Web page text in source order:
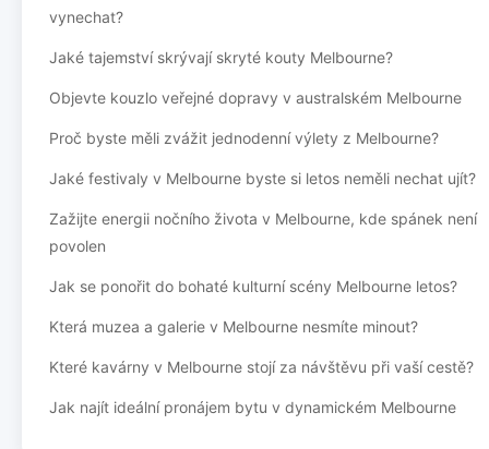
vynechat?
Jaké tajemství skrývají skryté kouty Melbourne?
Objevte kouzlo veřejné dopravy v australském Melbourne
Proč byste měli zvážit jednodenní výlety z Melbourne?
Jaké festivaly v Melbourne byste si letos neměli nechat ujít?
Zažijte energii nočního života v Melbourne, kde spánek není
povolen
Jak se ponořit do bohaté kulturní scény Melbourne letos?
Která muzea a galerie v Melbourne nesmíte minout?
Které kavárny v Melbourne stojí za návštěvu při vaší cestě?
Jak najít ideální pronájem bytu v dynamickém Melbourne